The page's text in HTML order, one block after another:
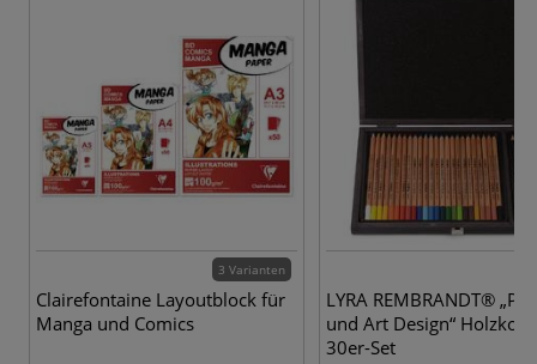
3 Varianten
Clairefontaine Layoutblock für
Manga und Comics
LYRA REMBRANDT®
und Art Design“
30er-Set